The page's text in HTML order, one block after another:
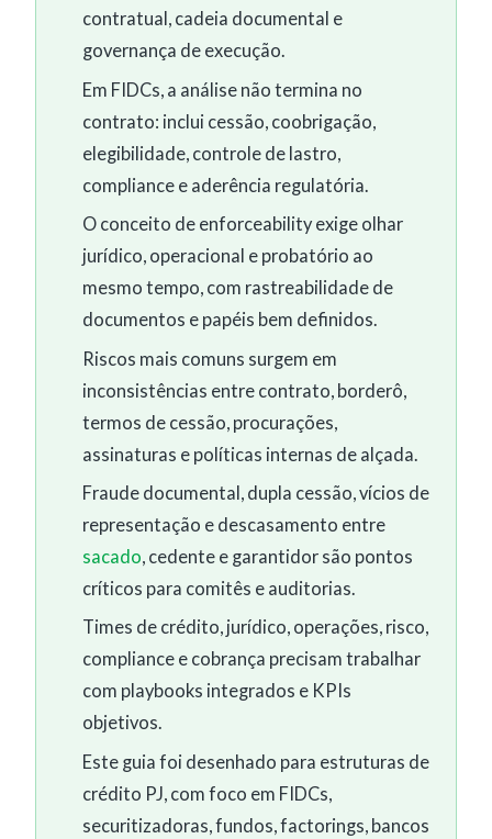
contratual, cadeia documental e
governança de execução.
Em FIDCs, a análise não termina no
contrato: inclui cessão, coobrigação,
elegibilidade, controle de lastro,
compliance e aderência regulatória.
O conceito de enforceability exige olhar
jurídico, operacional e probatório ao
mesmo tempo, com rastreabilidade de
documentos e papéis bem definidos.
Riscos mais comuns surgem em
inconsistências entre contrato, borderô,
termos de cessão, procurações,
assinaturas e políticas internas de alçada.
Fraude documental, dupla cessão, vícios de
representação e descasamento entre
sacado, cedente e garantidor são pontos
críticos para comitês e auditorias.
Times de crédito, jurídico, operações, risco,
compliance e cobrança precisam trabalhar
com playbooks integrados e KPIs
objetivos.
Este guia foi desenhado para estruturas de
crédito PJ, com foco em FIDCs,
securitizadoras, fundos, factorings, bancos